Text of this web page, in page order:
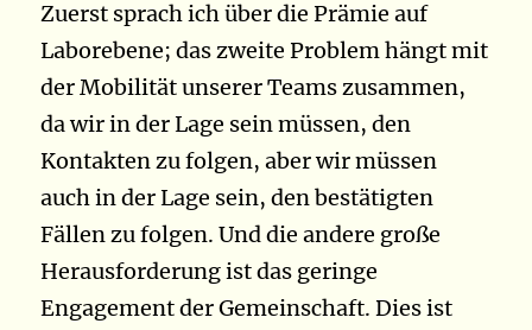
Zuerst sprach ich über die Prämie auf
Laborebene; das zweite Problem hängt mit
der Mobilität unserer Teams zusammen,
da wir in der Lage sein müssen, den
Kontakten zu folgen, aber wir müssen
auch in der Lage sein, den bestätigten
Fällen zu folgen. Und die andere große
Herausforderung ist das geringe
Engagement der Gemeinschaft. Dies ist